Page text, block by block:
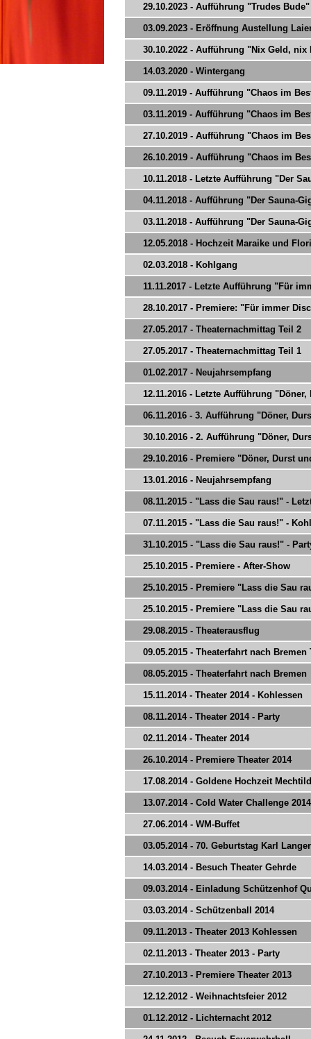
29.10.2023 - Aufführung "Trudes
03.09.2023 - Eröffnung Austellung
30.10.2022 - Aufführung "Nix Geld,
14.03.2020 - Wintergang
09.11.2019 - Aufführung "Chaos im
03.11.2019 - Aufführung "Chaos im
27.10.2019 - Aufführung "Chaos im
26.10.2019 - Aufführung "Chaos im
10.11.2018 - Letzte Aufführung "Der
04.11.2018 - Aufführung "Der Sauna-
03.11.2018 - Aufführung "Der Sauna-
12.05.2018 - Hochzeit Maraike und
02.03.2018 - Kohlgang
11.11.2017 - Letzte Aufführung "Für
28.10.2017 - Premiere: "Für immer
27.05.2017 - Theaternachmittag Teil 2
27.05.2017 - Theaternachmittag Teil 1
01.02.2017 - Neujahrsempfang
12.11.2016 - Letzte Aufführung
06.11.2016 - 3. Aufführung "Döner,
30.10.2016 - 2. Aufführung "Döner,
29.10.2016 - Premiere "Döner, Durst
13.01.2016 - Neujahrsempfang
08.11.2015 - "Lass die Sau raus!" -
07.11.2015 - "Lass die Sau raus!" -
31.10.2015 - "Lass die Sau raus!" -
25.10.2015 - Premiere - After-Show
25.10.2015 - Premiere "Lass die Sau
25.10.2015 - Premiere "Lass die Sau
29.08.2015 - Theaterausflug
09.05.2015 - Theaterfahrt nach Bremen
08.05.2015 - Theaterfahrt nach Bremen
15.11.2014 - Theater 2014 - Kohlessen
08.11.2014 - Theater 2014 - Party
02.11.2014 - Theater 2014
26.10.2014 - Premiere Theater 2014
17.08.2014 - Goldene Hochzeit
13.07.2014 - Cold Water Challenge 2014
27.06.2014 - WM-Buffet
03.05.2014 - 70. Geburtstag Karl Langer
14.03.2014 - Besuch Theater Gehrde
09.03.2014 - Einladung Schützenhof
03.03.2014 - Schützenball 2014
09.11.2013 - Theater 2013 Kohlessen
02.11.2013 - Theater 2013 - Party
27.10.2013 - Premiere Theater 2013
12.12.2012 - Weihnachtsfeier 2012
01.12.2012 - Lichternacht 2012